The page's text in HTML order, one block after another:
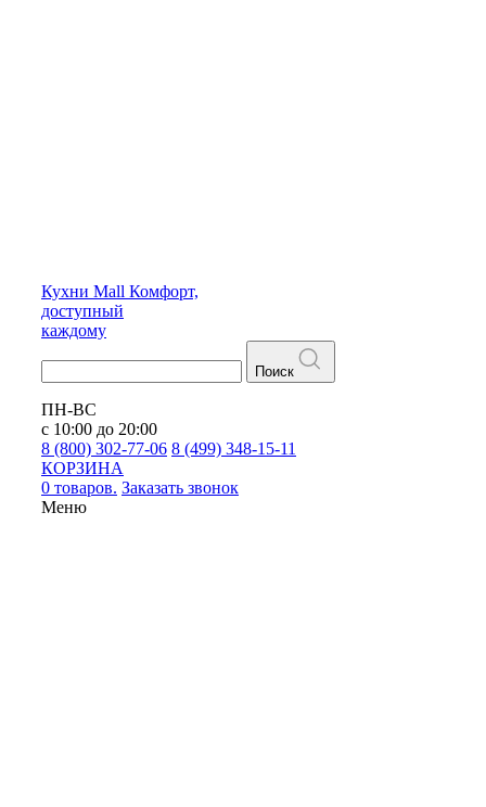
Кухни Mall Комфорт,
доступный
каждому
Поиск
ПН-ВС
с 10:00 до 20:00
8 (800) 302-77-06 8 (499) 348-15-11
КОРЗИНА
0 товаров. Заказать звонок
Меню